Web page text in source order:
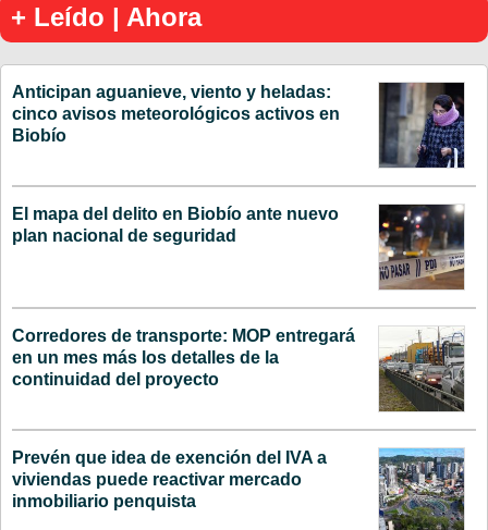
+ Leído | Ahora
Anticipan aguanieve, viento y heladas:
cinco avisos meteorológicos activos en
Biobío
El mapa del delito en Biobío ante nuevo
plan nacional de seguridad
Corredores de transporte: MOP entregará
en un mes más los detalles de la
continuidad del proyecto
Prevén que idea de exención del IVA a
viviendas puede reactivar mercado
inmobiliario penquista